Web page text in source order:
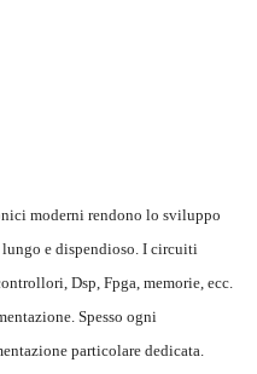
moderni rendono lo sviluppo
e dispendioso. I circuiti
Dsp, Fpga, memorie, ecc.
Spesso ogni
particolare dedicata.